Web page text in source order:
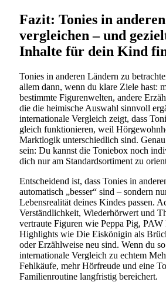
Fazit: Tonies in
vergleichen – und
Inhalte für dein Kind
Tonies in anderen Ländern zu
allem dann, wenn du klare Ziele hast:
bestimmte Figurenwelten, andere
die die heimische Auswahl sinnvoll
internationale Vergleich zeigt, dass
gleich funktionieren, weil
Marktlogik unterschiedlich sind.
sein: Du kannst die Toniebox noch
dich nur am Standardsortiment zu
Entscheidend ist, dass Tonies in
automatisch „besser“ sind – sondern
Lebensrealität deines Kindes passen.
Verständlichkeit, Wiederhörwert und
vertraute Figuren wie Peppa Pig,
Highlights wie Die Eiskönigin als
oder Erzählweise neu sind. Wenn du
internationale Vergleich zu echtem
Fehlkäufe, mehr Hörfreude und eine
Familienroutine langfristig bereichert.